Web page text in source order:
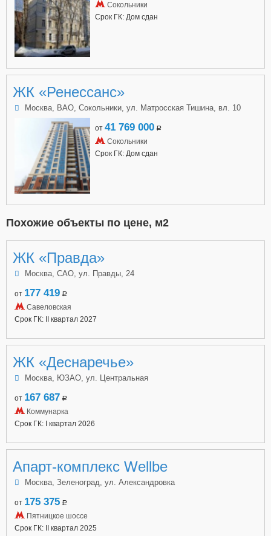
Сокольники
Срок ГК: Дом сдан
ЖК «Ренессанс»
Москва, ВАО, Сокольники, ул. Матросская Тишина, вл. 10
от 41 769 000 a
Сокольники
Срок ГК: Дом сдан
Похожие объекты по цене, м2
ЖК «Правда»
Москва, САО, ул. Правды, 24
от 177 419 a
Савеловская
Срок ГК: II квартал 2027
ЖК «Деснаречье»
Москва, ЮЗАО, ул. Центральная
от 167 687 a
Коммунарка
Срок ГК: I квартал 2026
Апарт-комплекс Wellbe
Москва, Зеленоград, ул. Александровка
от 175 375 a
Пятницкое шоссе
Срок ГК: II квартал 2025